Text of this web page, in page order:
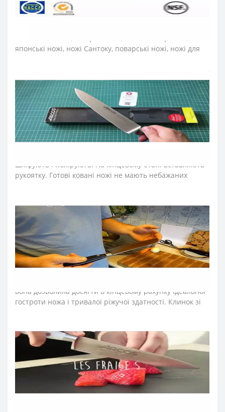
➤Які ножі входять в серію Аркос
японські ножі, ножі Сантоку, поварські ножі, ножі для
нарізки, ножі для томатів, ножі для риби, ножі для хліба,
ножі для хамону, ножі для сиру.
➤Тип ножів АркосRiviera
Ножі Arcos серії Riviera виготовили методом гарячого
кування з екологічно чистої нержавіючої сталі NITRUM.
Вуглецеву сталь спочатку нагрівають, а потім кують,
надаючи форму професійному ножу. Кухонні ножі
шліфують і полірують. На кінцевому етапі вставляють
рукоятку. Готові ковані ножі не мають небажаних
кування характерна висока механічна міцність,
стійкість до поломок та окислень.
➤Матеріал клинка (леза) ножів АркосRiviera ?
Лезо ножів Аркос виготовляють із запатентованої сталі
NITRUM, поєднуючи інноваційні матеріали для клинка
кухонного ножа. Неперевершену гостроту леза
вона дозволила досягти в кінцевому рахунку ідеальної
гостроти ножа і тривалої ріжучої здатності. Клинок зі
стійкість до корозії, довговічність у процесі постійного
використання.
➤Матеріал рукоятки (ручки)ножів Аркос серії
Рукоятку ножів виготовляють з пластичного
поліоксиметилену та прикріплюють до хвостовика